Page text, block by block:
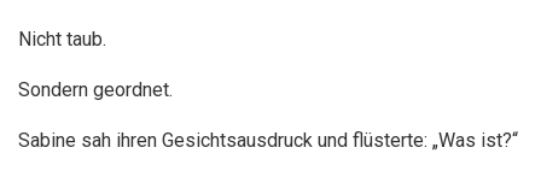
Nicht taub.
Sondern geordnet.
Sabine sah ihren Gesichtsausdruck und flüsterte: „Was ist?“